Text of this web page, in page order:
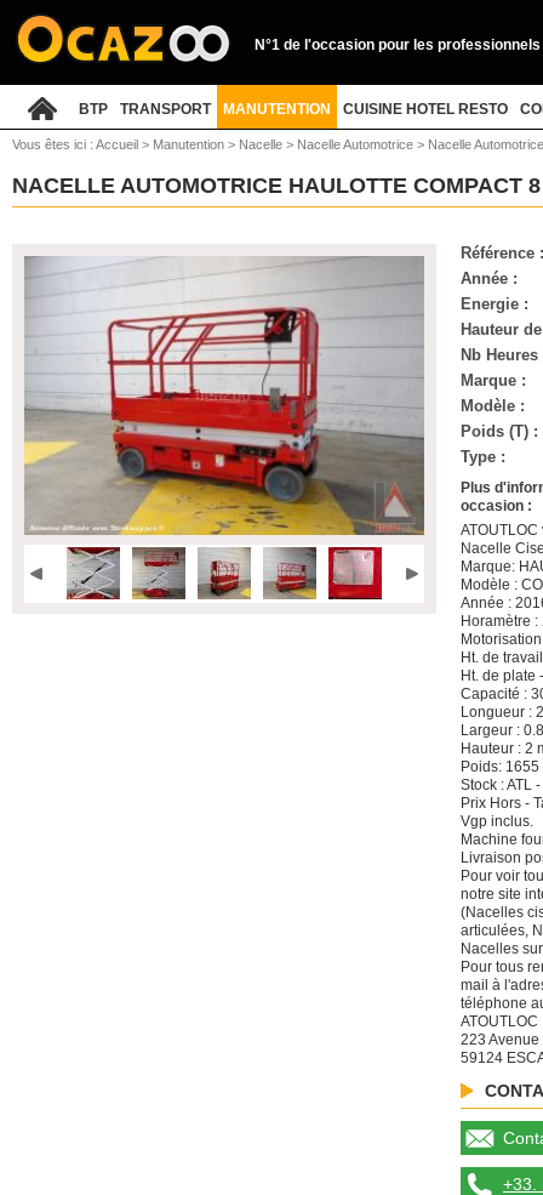
N°1 de l'occasion pour les professionnels
BTP TRANSPORT MANUTENTION CUISINE HOTEL RESTO
Vous êtes ici : Accueil > Manutention > Nacelle > Nacelle Automotrice > Nacelle
NACELLE AUTOMOTRICE HAULOTTE COMPACT
Référence :
Année :
Energie :
Hauteur
Nb Heures
Marque :
Modèle :
Poids (T) :
Type :
Plus
occasion :
Nacelle
Marque:
Modèle :
Année :
Horamètre
Ht. de
Ht. de plate
Capacité :
Longueur :
Largeur :
Hauteur : 2
Poids: 1655
Stock : ATL
Prix Hors -
Vgp inclus.
Machine
Livraison
Pour voir
notre site
(Nacelles
articulées,
Nacelles
Pour tous
mail à
téléphone
ATOUTLOC
223
59124
+33.